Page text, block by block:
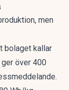
men
bolaget kallar
över 400